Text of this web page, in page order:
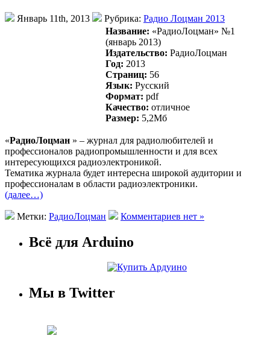
Январь 11th, 2013 Рубрика: Радио Лоцман 2013
Название: «РадиоЛоцман» №1
(январь 2013)
Издательство: РадиоЛоцман
Год: 2013
Страниц: 56
Язык: Русский
Формат: pdf
Качество: отличное
Размер: 5,2Mб
«РадиоЛоцман » – журнал для радиолюбителей и
профессионалов радиопромышленности и для всех
интересующихся радиоэлектроникой.
Тематика журнала будет интересна широкой аудитории и
профессионалам в области радиоэлектроники.
(далее…)
Метки: РадиоЛоцман Комментариев нет »
Всё для Arduino
Мы в Twitter